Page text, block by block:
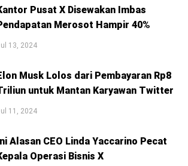
Pusat X Disewakan Imbas
Merosot Hampir 40%
13, 2024
Musk Lolos dari Pembayaran Rp8
untuk Mantan Karyawan Twitter
11, 2024
Alasan CEO Linda Yaccarino Pecat
Operasi Bisnis X